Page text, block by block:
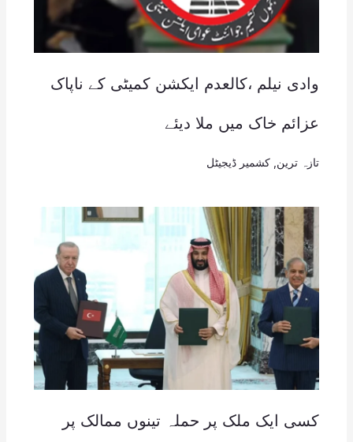
وادی نیلم ،کالعدم ایکشن کمیٹی کے ناپاک
عزائم خاک میں ملا دیئے
تازہ ترین کشمیر ڈیجیٹل
کسی ایک ملک پر حملہ تینوں ممالک پر